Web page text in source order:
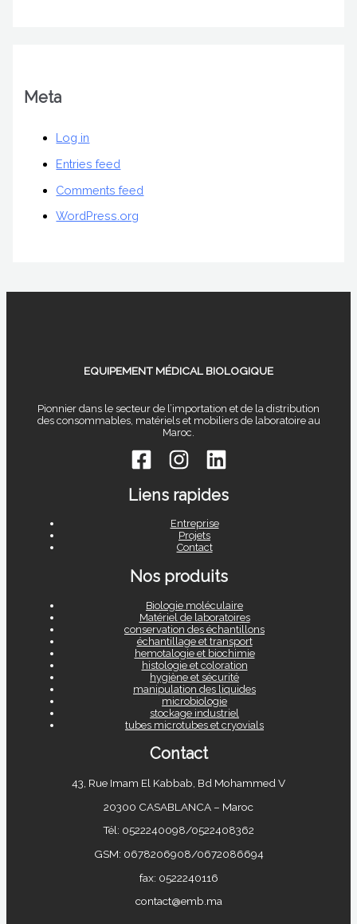
Meta
Log in
Entries feed
Comments feed
WordPress.org
EQUIPEMENT MÉDICAL BIOLOGIQUE
Pionnier dans le secteur de l’importation et de la distribution
des consommables, matériels et mobiliers de laboratoire au
Maroc.
Liens rapides
Entreprise
Projets
Contact
Nos produits
Biologie moléculaire
Matériel de laboratoires
conservation des échantillons
échantillage et transport
hemotalogie et biochimie
histologie et coloration
hygiène et sécurité
manipulation des liquides
microbiologie
stockage industriel
tubes microtubes et cryovials
Contact
43, Rue Imam El Kabbab, Bd Mohammed V
20300 CASABLANCA – Maroc
Tél: 0522240098/0522408362
GSM: 0678206908/0672086694
fax: 0522240116
contact@emb.ma